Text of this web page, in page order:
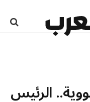
الرئيس